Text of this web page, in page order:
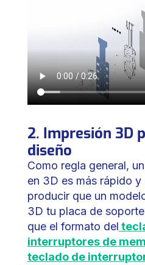
2. Impresión 3D
diseño
Como regla general,
en 3D es más rápido
producir que un
3D tu placa de
que el formato del
interruptores de
teclado de